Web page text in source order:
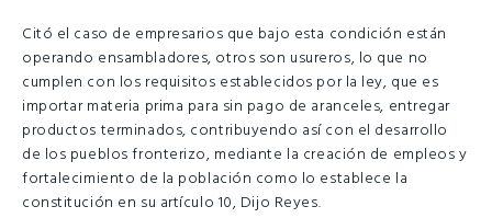
Citó el caso de empresarios que bajo esta condición están
operando ensambladores, otros son usureros, lo que no
cumplen con los requisitos establecidos por la ley, que es
importar materia prima para sin pago de aranceles, entregar
productos terminados, contribuyendo así con el desarrollo
de los pueblos fronterizo, mediante la creación de empleos y
fortalecimiento de la población como lo establece la
constitución en su artículo 10, Dijo Reyes.